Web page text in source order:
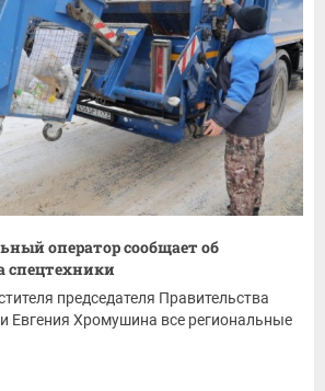
оператор сообщает об
спецтехники
председателя Правительства
Евгения Хромушина все региональные